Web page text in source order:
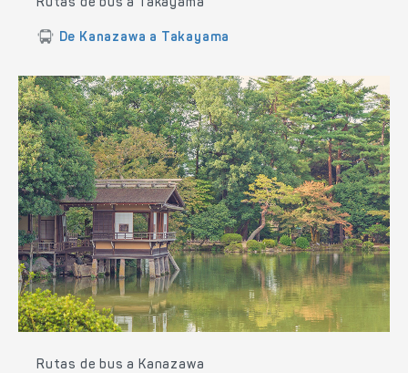
Rutas de bus a Takayama
De Kanazawa a Takayama
Rutas de bus a Kanazawa